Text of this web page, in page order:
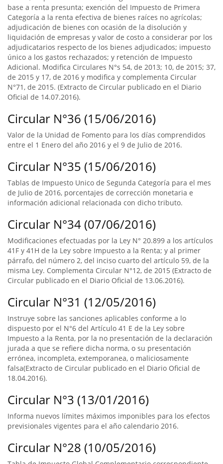
base a renta presunta; exención del Impuesto de Primera
Categoría a la renta efectiva de bienes raíces no agrícolas;
adjudicación de bienes con ocasión de la disolución y
liquidación de empresas y valor de costo a considerar por los
adjudicatarios respecto de los bienes adjudicados; impuesto
único a los gastos rechazados; y retención de Impuesto
Adicional. Modifica Circulares N°s 54, de 2013; 10, de 2015; 37,
de 2015 y 17, de 2016 y modifica y complementa Circular
N°71, de 2015. (Extracto de Circular publicado en el Diario
Oficial de 14.07.2016).
Circular N°36 (15/06/2016)
Valor de la Unidad de Fomento para los días comprendidos
entre el 1 Enero del año 2016 y el 9 de Julio de 2016.
Circular N°35 (15/06/2016)
Tablas de Impuesto Unico de Segunda Categoría para el mes
de Julio de 2016, porcentajes de corrección monetaria e
información adicional relacionada con dicho tributo.
Circular N°34 (07/06/2016)
Modificaciones efectuadas por la Ley N° 20.899 a los artículos
41F y 41H de la Ley sobre Impuesto a la Renta; y al primer
párrafo, del número 2, del inciso cuarto del artículo 59, de la
misma Ley. Complementa Circular N°12, de 2015 (Extracto de
Circular publicado en el Diario Oficial de 13.06.2016).
Circular N°31 (12/05/2016)
Instruye sobre las sanciones aplicables conforme a lo
dispuesto por el N°6 del Artículo 41 E de la Ley sobre
Impuesto a la Renta, por la no presentación de la declaración
jurada a que se refiere dicha norma, o su presentación
errónea, incompleta, extemporanea, o maliciosamente
falsa(Extracto de Circular publicado en el Diario Oficial de
18.04.2016).
Circular N°3 (13/01/2016)
Informa nuevos límites máximos imponibles para los efectos
previsionales vigentes para el año calendario 2016.
Circular N°28 (10/05/2016)